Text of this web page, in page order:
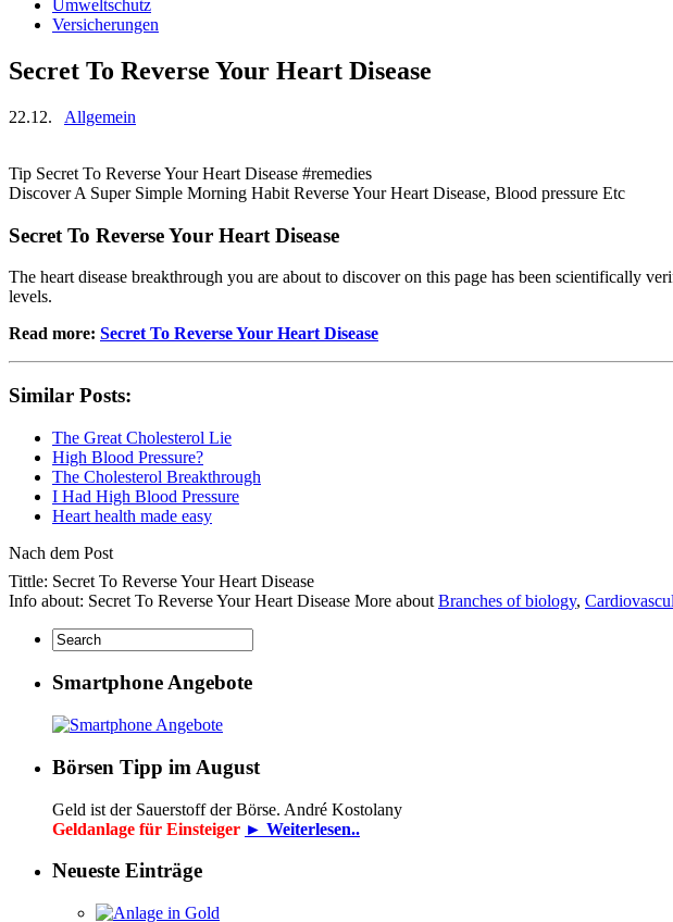
Umweltschutz
Versicherungen
Secret To Reverse Your Heart Disease
22.12. Allgemein
Tip Secret To Reverse Your Heart Disease #remedies
Discover A Super Simple Morning Habit Reverse Your Heart Disease, Blood pressure Etc
Secret To Reverse Your Heart Disease
The heart disease breakthrough you are about to discover on this page has been scientifically
levels.
Read more: Secret To Reverse Your Heart Disease
Similar Posts:
The Great Cholesterol Lie
High Blood Pressure?
The Cholesterol Breakthrough
I Had High Blood Pressure
Heart health made easy
Nach dem Post
Tittle: Secret To Reverse Your Heart Disease
Info about: Secret To Reverse Your Heart Disease More about Branches of biology,
Smartphone Angebote
Börsen Tipp im August
Geld ist der Sauerstoff der Börse. André Kostolany
Geldanlage für Einsteiger ► Weiterlesen..
Neueste Einträge